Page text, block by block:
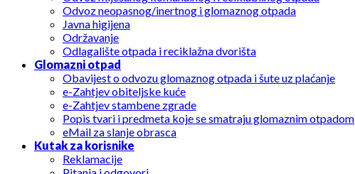
Odvoz neopasnog/inertnog i glomaznog otpada
Javna higijena
Održavanje
Odlagalište otpada i reciklažna dvorišta
Glomazni otpad
Obavijest o odvozu glomaznog otpada i šute uz plaćanje
e-Zahtjev obiteljske kuće
e-Zahtjev stambene zgrade
Popis tvari i predmeta koje se smatraju glomaznim otpadom
eMail za slanje obrasca
Kutak za korisnike
Reklamacije